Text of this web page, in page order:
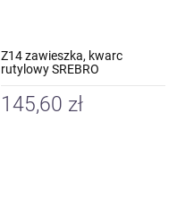
Z14 zawieszka, kwarc
rutylowy SREBRO
145,60 zł